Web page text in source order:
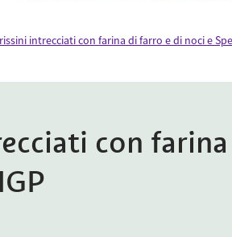
intrecciati con farina di farro e di noci e
con